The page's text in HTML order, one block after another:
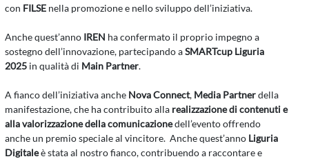
con FILSE nella promozione e nello sviluppo dell’iniziativa.
Anche quest’anno IREN ha confermato il proprio impegno a
sostegno dell’innovazione, partecipando aSMARTcup Liguria
2025 in qualità di Main Partner.
A fianco dell’iniziativa anche Nova Connect, Media Partnerdella
manifestazione, che ha contribuito alla realizzazione di contenuti e
alla valorizzazione della comunicazionedell’evento offrendo
anche un premio speciale al vincitore. Anche quest’anno Liguria
Digitaleè stata al nostro fianco, contribuendo a raccontare e